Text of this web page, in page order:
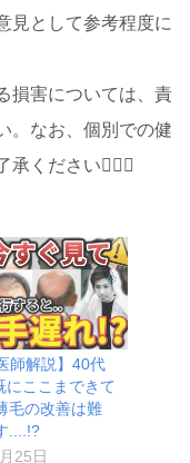
見として参考程度に
損害については、責
。なお、個別での健
ください🙇🏻‍♂️
師解説】40代
にここまできて
毛の改善は難
....!?
25日